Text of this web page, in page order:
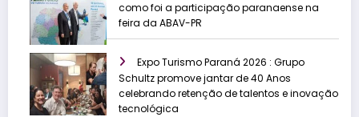
como foi a participação paranaense na
feira da ABAV-PR
Expo Turismo Paraná 2026 : Grupo
Schultz promove jantar de 40 Anos
celebrando retenção de talentos e inovação
tecnológica